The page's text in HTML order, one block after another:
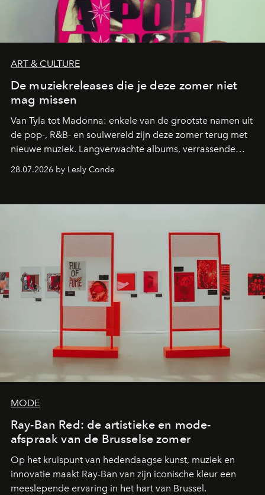
ART & CULTURE
De muziekreleases die je deze zomer niet
mag missen
Van Tyla tot Madonna: enkele van de grootste namen uit
de pop-, R&B- en soulwereld zijn deze zomer terug met
nieuwe muziek. Langverwachte albums, verrassende
comebacks en veelbelovende nieuwe projecten: dit zijn
de releases die je niet mag missen.
28.07.2026 by Lesly Conde
MODE
Ray-Ban Red: de artistieke en mode-
afspraak van de Brusselse zomer
Op het kruispunt van hedendaagse kunst, muziek en
innovatie maakt Ray-Ban van zijn iconische kleur een
meeslepende ervaring in het hart van Brussel.